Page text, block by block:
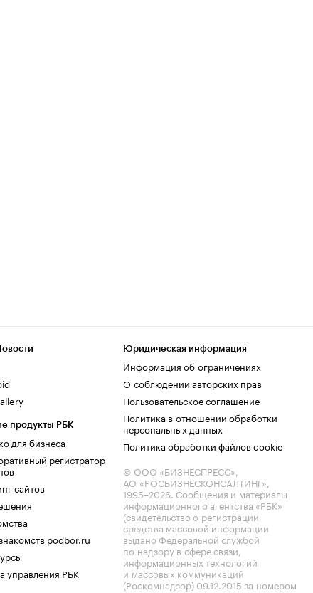
продукты РБК
для бизнеса
регистратор
сайтов
podbor.ru
управления РБК
Юридическая информация
Информация об ограничениях
О соблюдении авторских прав
Пользовательское соглашение
Политика в отношении обработки
персональных данных
Политика обработки файлов cookie
© ООО «БИЗНЕСПРЕСС»,
АО «РОСБИЗНЕСКОНСАЛТИНГ»,
1995–2026. Сообщения и материалы
информационного агентства «РБК»
(свидетельство о регистрации
средства массовой информации
выдано Федеральной службой
по надзору в сфере связи,
информационных технологий
и массовых коммуникаций
(Роскомнадзор) 09.12.2015 за номером